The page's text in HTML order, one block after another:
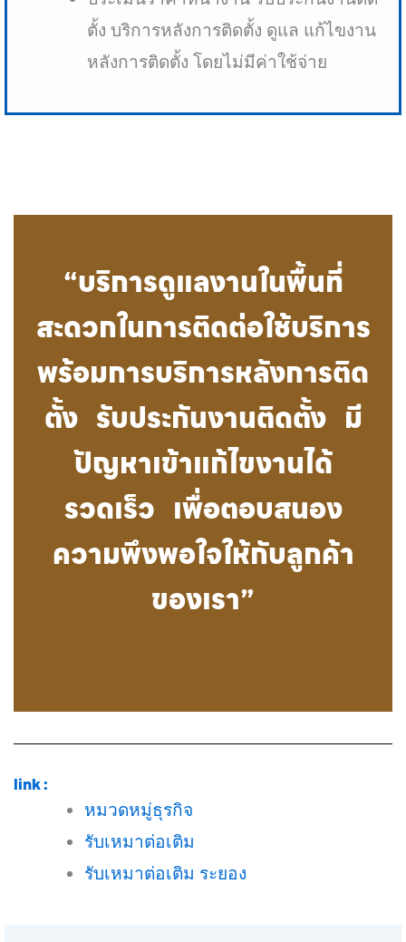
ตั้ง บริการหลังการติดตั้ง ดูแล แก้ไขงาน
หลังการติดตั้ง โดยไม่มีค่าใช้จ่าย
“บริการดูแลงานในพื้นที่
สะดวกในการติดต่อใช้บริการ
พร้อมการบริการหลังการติด
ตั้ง รับประกันงานติดตั้ง มี
ปัญหาเข้าแก้ไขงานได้
รวดเร็ว เพื่อตอบสนอง
ความพึงพอใจให้กับลูกค้า
ของเรา”
link :
หมวดหมู่ธุรกิจ
รับเหมาต่อเติม
รับเหมาต่อเติม ระยอง